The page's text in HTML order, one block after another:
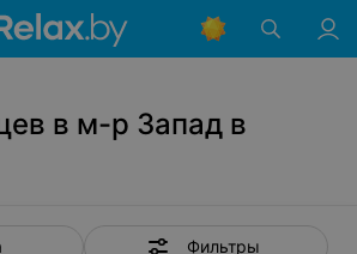
в м-р Запад в
Фильтры